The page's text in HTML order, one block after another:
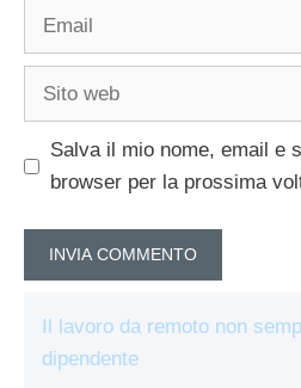
Email
Sito
Salva il mio nome, email e
browser per la prossima
Il lavoro da remoto non
dipendente